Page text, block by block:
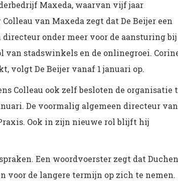
Maxeda, waarvan vijf jaar
van Maxeda zegt dat De Beijer een
onder meer voor de aansturing bij
van stadswinkels en de onlinegroei.
volgt De Beijer vanaf 1 januari op.
Colleau ook zelf besloten de organisatie
De voormalig algemeen directeur van
Ook in zijn nieuwe rol blijft hij
Een woordvoerster zegt dat
voor de langere termijn op zich te nemen.